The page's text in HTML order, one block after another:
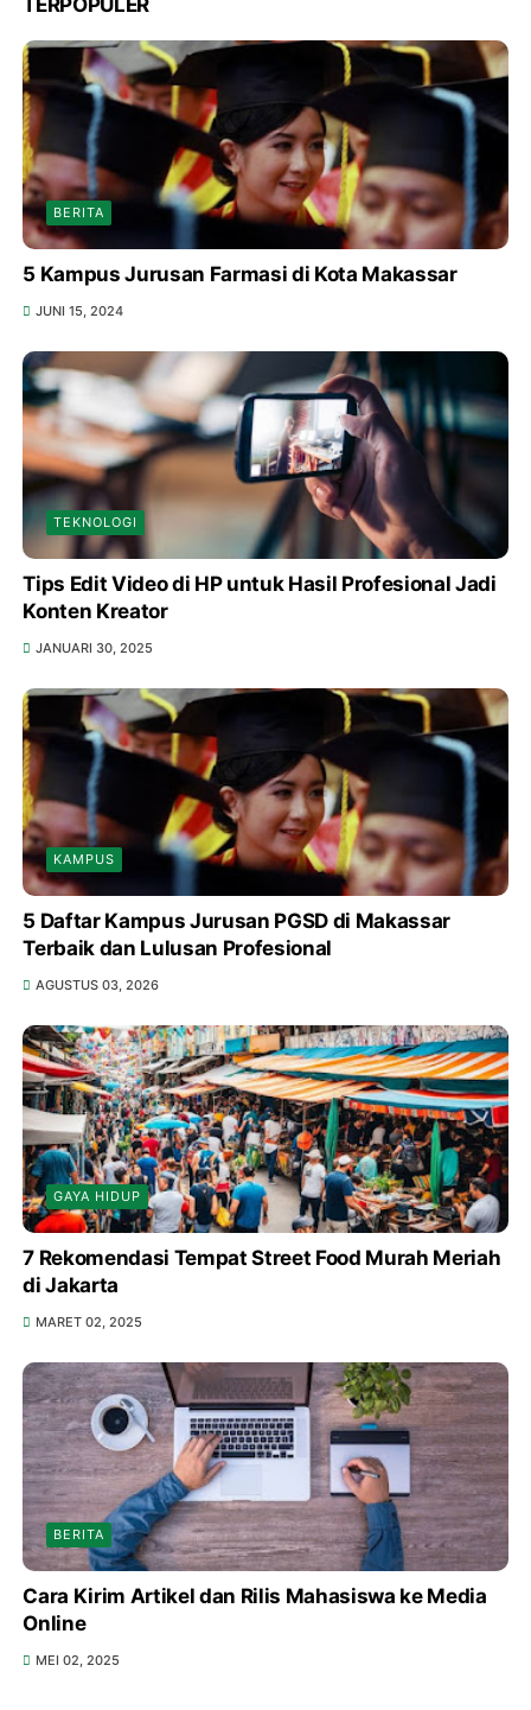
TERPOPULER
BERITA
5 Kampus Jurusan Farmasi di Kota Makassar
JUNI 15, 2024
TEKNOLOGI
Tips Edit Video di HP untuk Hasil Profesional Jadi
Konten Kreator
JANUARI 30, 2025
KAMPUS
5 Daftar Kampus Jurusan PGSD di Makassar
Terbaik dan Lulusan Profesional
AGUSTUS 03, 2026
GAYA HIDUP
7 Rekomendasi Tempat Street Food Murah Meriah
di Jakarta
MARET 02, 2025
BERITA
Cara Kirim Artikel dan Rilis Mahasiswa ke Media
Online
MEI 02, 2025